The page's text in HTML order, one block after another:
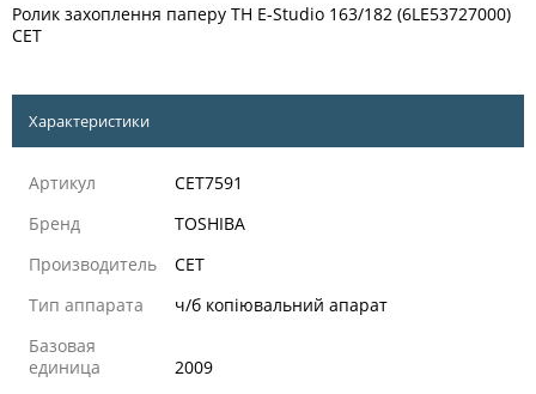
Ролик захоплення паперу TH E-Studio 163/182 (6LE53727000)
CET
Характеристики
Артикул
CET7591
Бренд
TOSHIBA
Производитель
CET
Тип аппарата
ч/б копіювальний апарат
Базовая
единица
2009